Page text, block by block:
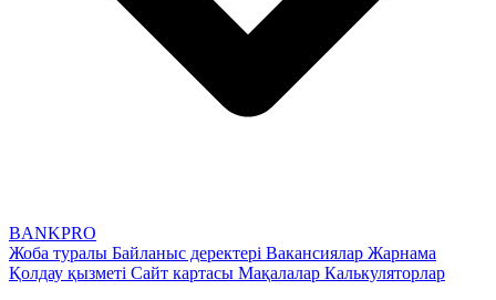
BANKPRO
Жоба туралы Байланыс деректері Вакансиялар Жарнама
Қолдау қызметі Сайт картасы Мақалалар Калькуляторлар